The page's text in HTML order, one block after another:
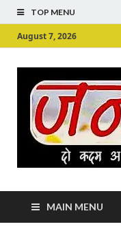
TOP MENU
August 7, 2026
MAIN MENU